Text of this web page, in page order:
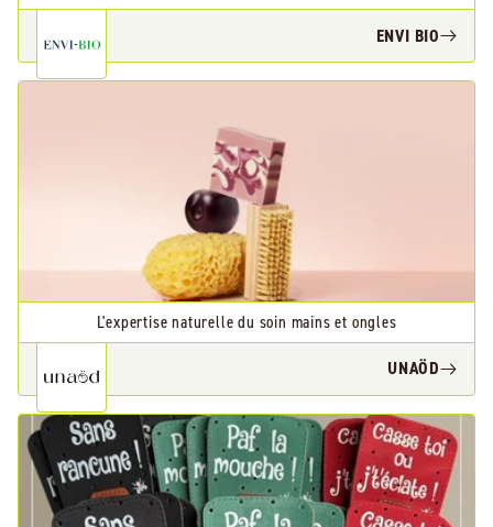
ENVI BIO
L'expertise naturelle du soin mains et ongles
UNAÖD